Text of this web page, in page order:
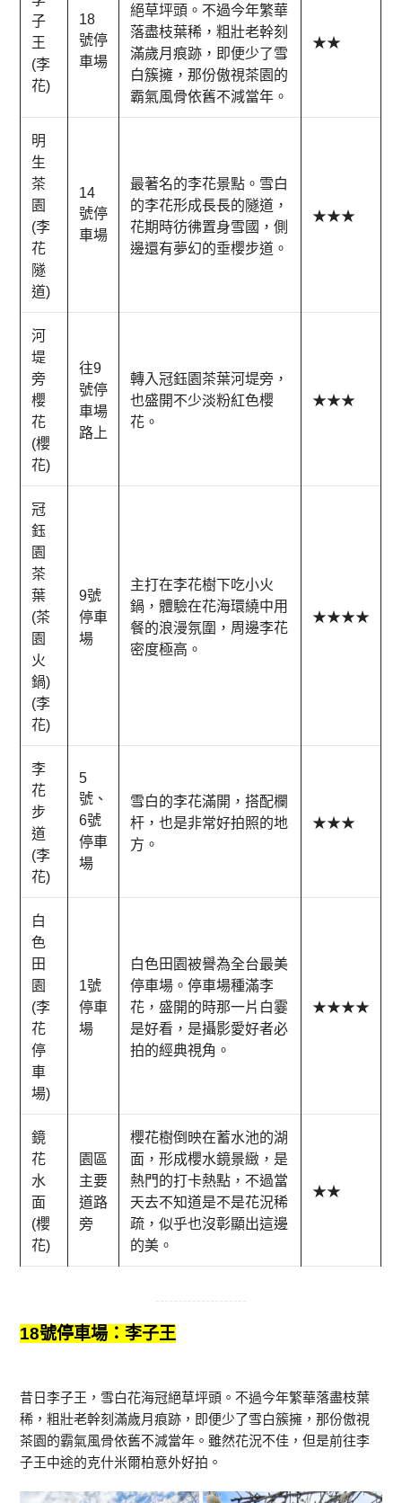
子
王
(李
花)
18
號停
車場
絕草坪頭。不過今年繁華
落盡枝葉稀，粗壯老幹刻
滿歲月痕跡，即便少了雪
白簇擁，那份傲視茶園的
霸氣風骨依舊不減當年。
★★
明
生
茶
園
(李
花
隧
道)
14
號停
車場
最著名的李花景點。雪白
的李花形成長長的隧道，
花期時彷彿置身雪國，側
邊還有夢幻的垂櫻步道。
★★★
河
堤
旁
櫻
花
(櫻
花)
往9
號停
車場
路上
轉入冠鈺園茶葉河堤旁，
也盛開不少淡粉紅色櫻
花。
★★★
冠
鈺
園
茶
葉
(茶
園
火
鍋)
(李
花)
9號
停車
場
主打在李花樹下吃小火
鍋，體驗在花海環繞中用
餐的浪漫氛圍，周邊李花
密度極高。
★★★★
李
花
步
道
(李
花)
5
號、
6號
停車
場
雪白的李花滿開，搭配欄
杆，也是非常好拍照的地
方。
★★★
白
色
田
園
(李
花
停
車
場)
1號
停車
場
白色田園被譽為全台最美
停車場。停車場種滿李
花，盛開的時那一片白霎
是好看，是攝影愛好者必
拍的經典視角。
★★★★
鏡
花
水
面
(櫻
花)
園區
主要
道路
旁
櫻花樹倒映在蓄水池的湖
面，形成櫻水鏡景緻，是
熱門的打卡熱點，不過當
天去不知道是不是花況稀
疏，似乎也沒彰顯出這邊
的美。
★★
18號停車場：李子王
昔日李子王，雪白花海冠絕草坪頭。不過今年繁華落盡枝葉
稀，粗壯老幹刻滿歲月痕跡，即便少了雪白簇擁，那份傲視
茶園的霸氣風骨依舊不減當年。雖然花況不佳，但是前往李
子王中途的克什米爾柏意外好拍。